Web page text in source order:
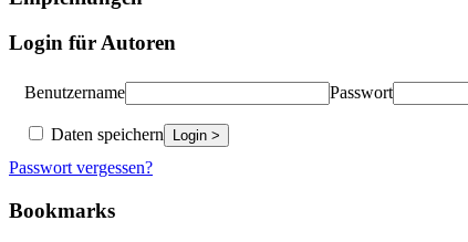
Login für Autoren
Benutzername Passwort
Daten speichern
Passwort vergessen?
Bookmarks